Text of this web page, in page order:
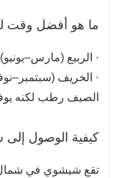
ما هو أفضل وقت
· الربيع
· الخريف
الصيف رطب لكنه
كيفية الوصول
تقع شيشوي في